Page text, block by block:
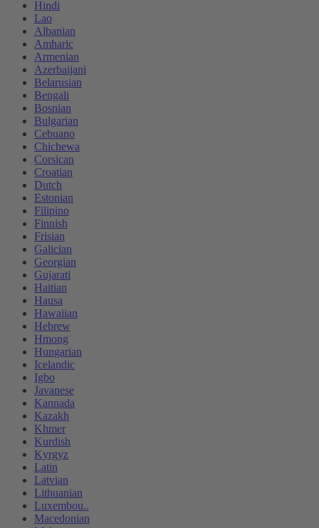
Hindi
Lao
Albanian
Amharic
Armenian
Azerbaijani
Belarusian
Bengali
Bosnian
Bulgarian
Cebuano
Chichewa
Corsican
Croatian
Dutch
Estonian
Filipino
Finnish
Frisian
Galician
Georgian
Gujarati
Haitian
Hausa
Hawaiian
Hebrew
Hmong
Hungarian
Icelandic
Igbo
Javanese
Kannada
Kazakh
Khmer
Kurdish
Kyrgyz
Latin
Latvian
Lithuanian
Luxembou..
Macedonian